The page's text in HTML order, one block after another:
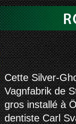
rolls-
Cette Silver-
Vagnfabrik de
gros installé à
dentiste Carl